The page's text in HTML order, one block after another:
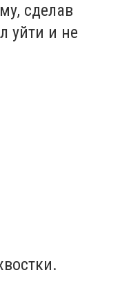
сделав
уйти и не